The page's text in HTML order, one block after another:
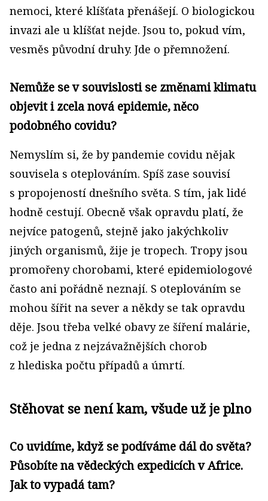
nemoci, které klíšťata přenášejí. O biologickou
invazi ale u klíšťat nejde. Jsou to, pokud vím,
vesměs původní druhy. Jde o přemnožení.
Nemůže se v souvislosti se změnami klimatu
objevit i zcela nová epidemie, něco
podobného covidu?
Nemyslím si, že by pandemie covidu nějak
souvisela s oteplováním. Spíš zase souvisí
s propojeností dnešního světa. S tím, jak lidé
hodně cestují. Obecně však opravdu platí, že
nejvíce patogenů, stejně jako jakýchkoliv
jiných organismů, žije je tropech. Tropy jsou
promořeny chorobami, které epidemiologové
často ani pořádně neznají. S oteplováním se
mohou šířit na sever a někdy se tak opravdu
děje. Jsou třeba velké obavy ze šíření malárie,
což je jedna z nejzávažnějších chorob
z hlediska počtu případů a úmrtí.
Stěhovat se není kam, všude už je plno
Co uvidíme, když se podíváme dál do světa?
Působíte na vědeckých expedicích v Africe.
Jak to vypadá tam?